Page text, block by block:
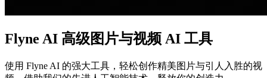
Flyne AI 高级图片与视频 AI 工具
使用 Flyne AI 的强大工具，轻松创作精美图片与引人入胜的视